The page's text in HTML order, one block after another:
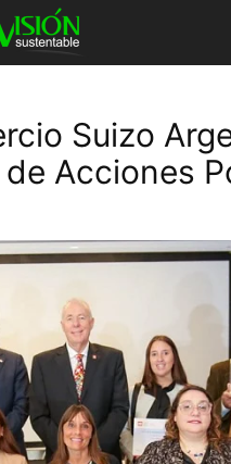
Suizo
Acciones